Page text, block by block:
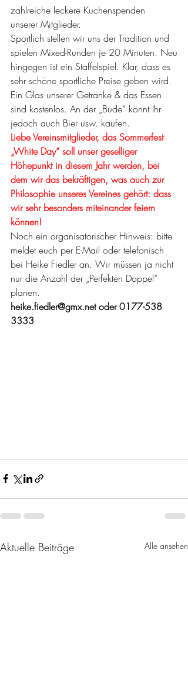
zahlreiche leckere Kuchenspenden
unserer Mitglieder.
Sportlich stellen wir uns der Tradition und
spielen Mixed-Runden je 20 Minuten. Neu
hingegen ist ein Staffelspiel. Klar, dass es
sehr schöne sportliche Preise geben wird.
Ein Glas unserer Getränke & das Essen
sind kostenlos. An der „Bude“ könnt Ihr
jedoch auch Bier usw. kaufen.
Liebe Vereinsmitglieder, das Sommerfest
„White Day“ soll unser geselliger
Höhepunkt in diesem Jahr werden, bei
dem wir das bekräftigen, was auch zur
Philosophie unseres Vereines gehört: dass
wir sehr besonders miteinander feiern
können!
Noch ein organisatorischer Hinweis: bitte
meldet euch per E-Mail oder telefonisch
bei Heike Fiedler an. Wir müssen ja nicht
nur die Anzahl der „Perfekten Doppel“
planen.
heike.fiedler@gmx.net oder 0177-538
3333
Aktuelle Beiträge Alle ansehen